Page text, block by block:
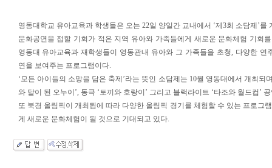
영동대학교 유아교육과 학생들은 오는 22일 양일간 교내에서 ‘제3회 소담제’를
문화공연을 접할 기회가 적은 지역 유아와 가족들에게 새로운 문화체험 기회
영동대 유아교육과 재학생들이 영동관내 유아와 그 가족들을 초청, 다양한 연
연을 보여주는 프로그램이다.
‘모든 아이들의 소망을 담은 축제’라는 뜻인 소담제는 10월 영동대에서 개최되
와 달이 된 오누이’, 동극 ‘토끼와 호랑이’ 그리고 블랙라이트 ‘타조와 월드컵’
또 북경 올림픽이 개최됨에 따라 다양한 올림픽 경기를 체험할 수 있는 프로그
게 새로운 문화체험이 될 것으로 기대되고 있다.